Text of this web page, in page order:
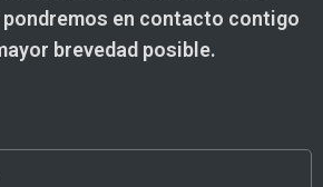
en contacto contigo
brevedad posible.